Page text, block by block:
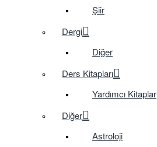
Şiir
Dergi
Diğer
Ders Kitapları
Yardımcı Kitaplar
Diğer
Astroloji